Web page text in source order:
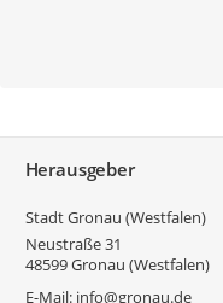
Herausgeber
Stadt Gronau (Westfalen)
Neustraße 31
48599Gronau (Westfalen)
E-Mail: info@gronau.de